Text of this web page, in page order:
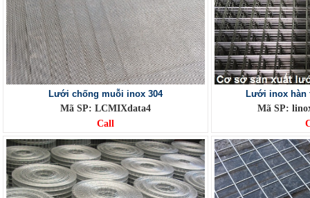
Lưới chống muỗi inox 304
Mã SP: LCMIXdata4
Call
Lưới inox hàn
Mã SP: